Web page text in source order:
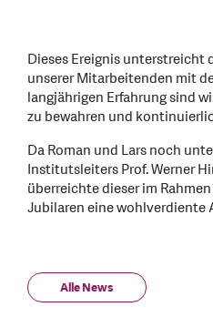
Dieses Ereignis unterstreicht
unserer Mitarbeitenden mit
langjährigen Erfahrung sind
zu bewahren und
Da Roman und Lars noch
Institutsleiters Prof. Werner
überreichte dieser im
Jubilaren eine wohlverdiente
Alle News